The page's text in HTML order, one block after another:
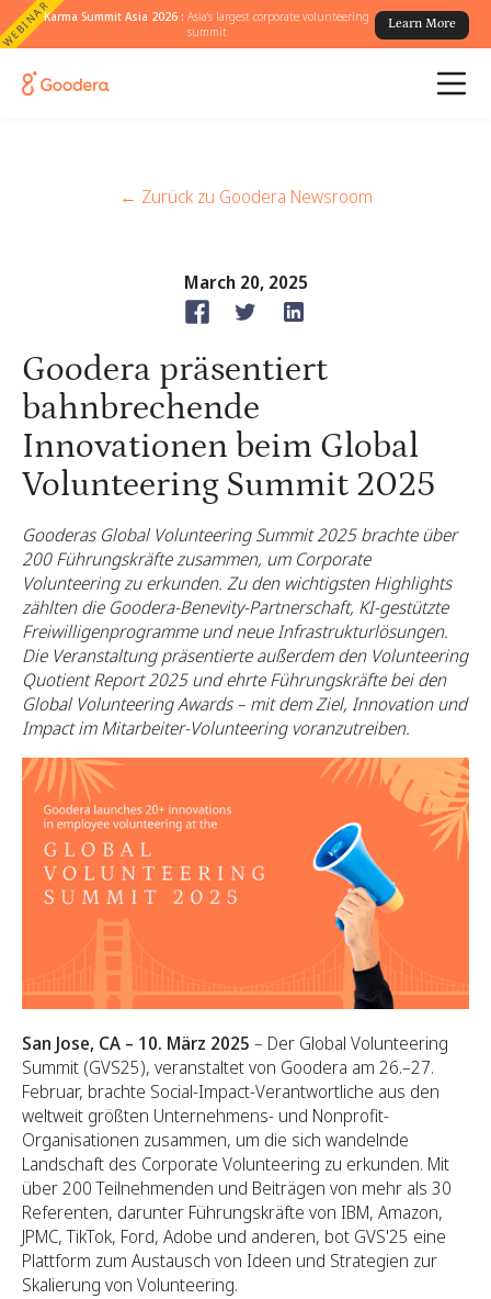
WEBINARKarma Summit Asia 2026 :Asia's largest corporate volunteering
summit
Learn More
← Zurück zu Goodera Newsroom
March 20, 2025
Goodera präsentiert
bahnbrechende
Innovationen beim Global
Volunteering Summit 2025
Gooderas Global Volunteering Summit 2025 brachte über
200 Führungskräfte zusammen, um Corporate
Volunteering zu erkunden. Zu den wichtigsten Highlights
zählten die Goodera-Benevity-Partnerschaft, KI-gestützte
Freiwilligenprogramme und neue Infrastrukturlösungen.
Die Veranstaltung präsentierte außerdem den Volunteering
Quotient Report 2025 und ehrte Führungskräfte bei den
Global Volunteering Awards – mit dem Ziel, Innovation und
Impact im Mitarbeiter-Volunteering voranzutreiben.
San Jose, CA – 10. März 2025 – Der Global Volunteering
Summit (GVS25), veranstaltet von Goodera am 26.–27.
Februar, brachte Social-Impact-Verantwortliche aus den
weltweit größten Unternehmens- und Nonprofit-
Organisationen zusammen, um die sich wandelnde
Landschaft des Corporate Volunteering zu erkunden. Mit
über 200 Teilnehmenden und Beiträgen von mehr als 30
Referenten, darunter Führungskräfte von IBM, Amazon,
JPMC, TikTok, Ford, Adobe und anderen, bot GVS'25 eine
Plattform zum Austausch von Ideen und Strategien zur
Skalierung von Volunteering.